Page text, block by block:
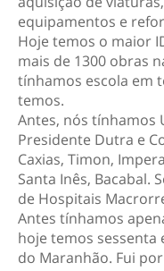
equipamentos e
Hoje temos o maior
mais de 1300 obras
tínhamos escola em
temos.
Antes, nós tínhamos
Presidente Dutra e
Caxias, Timon,
Santa Inês, Bacabal.
de Hospitais
Antes tínhamos
hoje temos sessenta
do Maranhão. Fui